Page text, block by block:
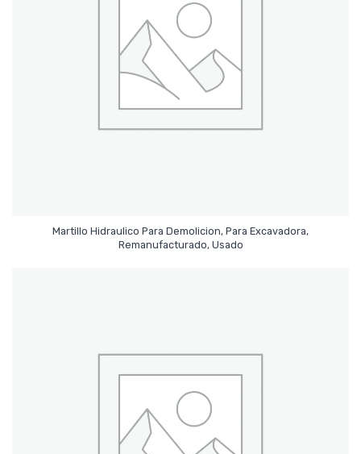
Martillo Hidraulico Para Demolicion, Para Excavadora,
Remanufacturado, Usado
Leer Más